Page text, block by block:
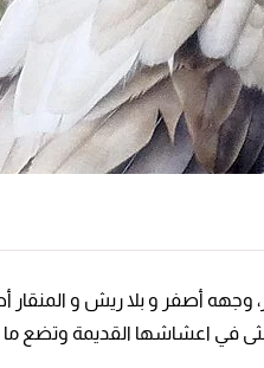
وجهه أصفر و بلا ريش و
القديمة وتضع ما بين 1-3